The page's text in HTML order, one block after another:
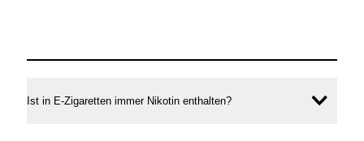
Ist in E-Zigaretten immer Nikotin enthalten?